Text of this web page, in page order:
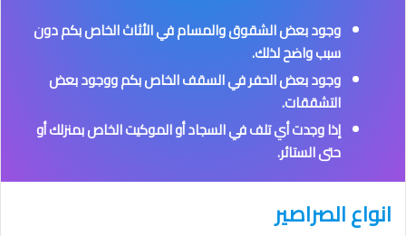
وجود بعض الشقوق والمسام في الأثاث الخاص بكم دون
سبب واضح لذلك.
وجود بعض الحفر في السقف الخاص بكم ووجود بعض
التشققات.
إذا وجدت أي تلف في السجاد أو الموكيت الخاص بمنزلك أو
حتى الستائر.
انواع الصراصير